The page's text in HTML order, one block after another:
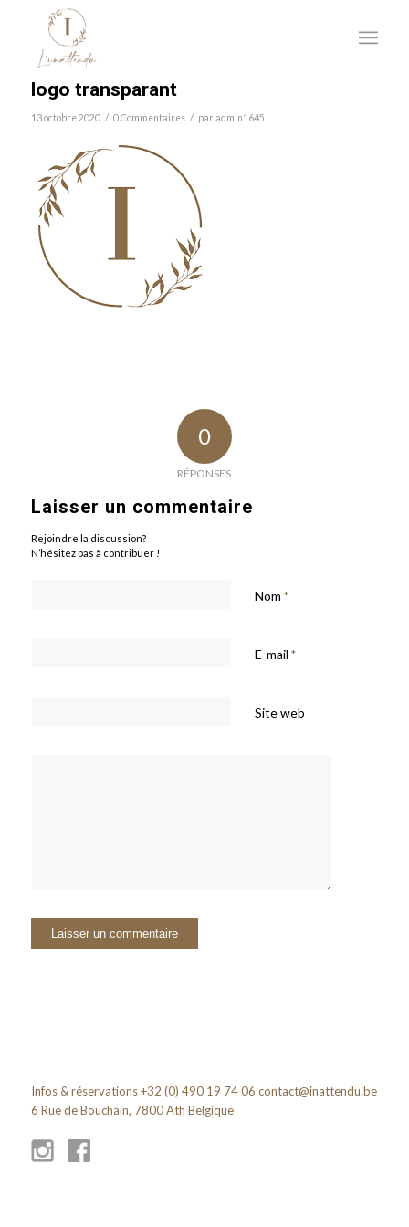
logo transparant
13 octobre 2020 / 0 Commentaires / par admin1645
0
RÉPONSES
Laisser un commentaire
Rejoindre la discussion?
N’hésitez pas à contribuer !
Nom *
E-mail *
Site web
Infos & réservations +32 (0) 490 19 74 06 contact@inattendu.be
6 Rue de Bouchain, 7800 Ath Belgique